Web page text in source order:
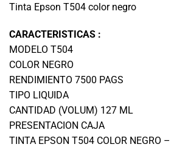
Tinta Epson T504 color negro
CARACTERISTICAS :
MODELO T504
COLOR NEGRO
RENDIMIENTO 7500 PAGS
TIPO LIQUIDA
CANTIDAD (VOLUM) 127 ML
PRESENTACION CAJA
TINTA EPSON T504 COLOR NEGRO –